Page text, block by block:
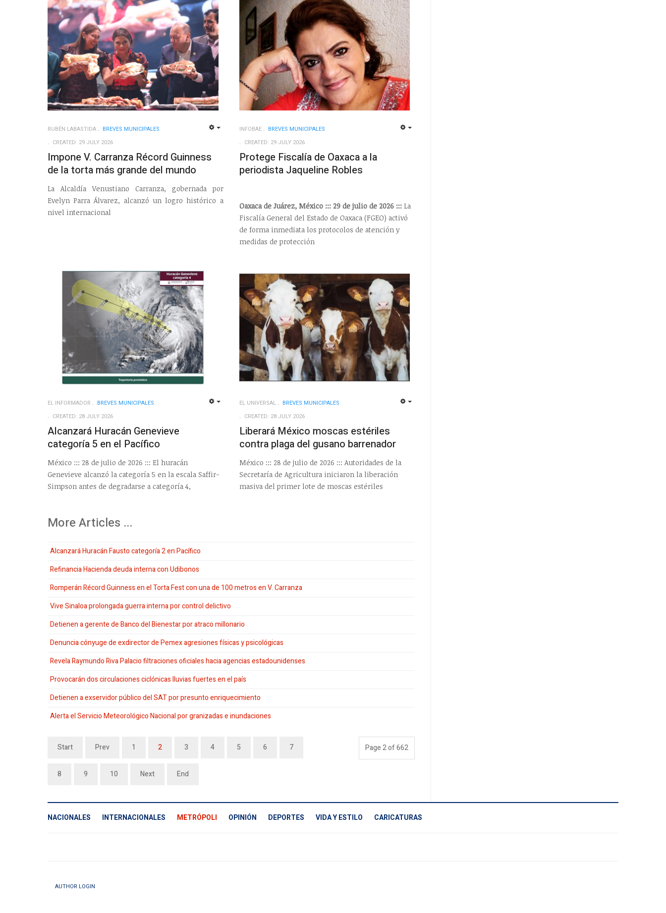
RUBÉN LABASTIDA
BREVES MUNICIPALES
CREATED: 29 JULY 2026
Impone V. Carranza Récord Guinness
de la torta más grande del mundo
La Alcaldía Venustiano Carranza, gobernada por
Evelyn Parra Álvarez, alcanzó un logro histórico a
nivel internacional
INFOBAE
BREVES MUNICIPALES
CREATED: 29 JULY 2026
Protege Fiscalía de Oaxaca a la
periodista Jaqueline Robles
Oaxaca de Juárez, México ::: 29 de julio de 2026 :::La
Fiscalía General del Estado de Oaxaca (FGEO) activó
de forma inmediata los protocolos de atención y
medidas de protección
EL INFORMADOR
BREVES MUNICIPALES
CREATED: 28 JULY 2026
Alcanzará Huracán Genevieve
categoría 5 en el Pacífico
México ::: 28 de julio de 2026 ::: El huracán
Genevieve alcanzó la categoría 5 en la escala Saffir-
Simpson antes de degradarse a categoría 4,
EL UNIVERSAL
BREVES MUNICIPALES
CREATED: 28 JULY 2026
Liberará México moscas estériles
contra plaga del gusano barrenador
México ::: 28 de julio de 2026 ::: Autoridades de la
Secretaría de Agricultura iniciaron la liberación
masiva del primer lote de moscas estériles
More Articles ...
Alcanzará Huracán Fausto categoría 2 en Pacífico
Refinancia Hacienda deuda interna con Udibonos
Romperán Récord Guinness en el Torta Fest con una de 100 metros en V. Carranza
Vive Sinaloa prolongada guerra interna por control delictivo
Detienen a gerente de Banco del Bienestar por atraco millonario
Denuncia cónyuge de exdirector de Pemex agresiones físicas y psicológicas
Revela Raymundo Riva Palacio filtraciones oficiales hacia agencias estadounidenses
Provocarán dos circulaciones ciclónicas lluvias fuertes en el país
Detienen a exservidor público del SAT por presunto enriquecimiento
Alerta el Servicio Meteorológico Nacional por granizadas e inundaciones
Page 2 of 662
Start Prev 1 2 3 4 5 6 7
8 9 10 Next End
NACIONALES INTERNACIONALES METRÓPOLI OPINIÓN DEPORTES VIDA Y ESTILO CARICATURAS
AUTHOR LOGIN